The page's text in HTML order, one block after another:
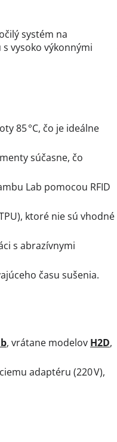
systém na
vysoko výkonnými
85 °C, čo je ideálne
súčasne, čo
Lab pomocou RFID
ktoré nie sú vhodné
s abrazívnymi
času sušenia.
, vrátane modelov H2D,
adaptéru (220 V),